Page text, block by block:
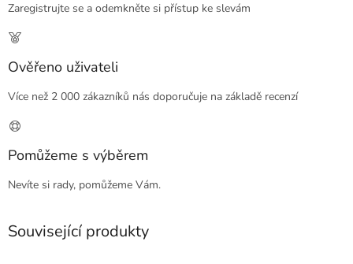
Zaregistrujte se a odemkněte si přístup ke slevám
Ověřeno uživateli
Více než 2 000 zákazníků nás doporučuje na základě recenzí
Pomůžeme s výběrem
Nevíte si rady, pomůžeme Vám.
Související produkty